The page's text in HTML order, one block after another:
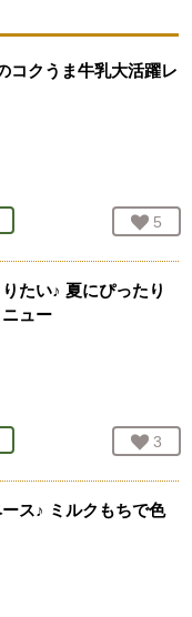
コクうま牛乳大活躍レ
お気
5
たい♪ 夏にぴったり
ュー
お気
3
ス♪ ミルクもちで色